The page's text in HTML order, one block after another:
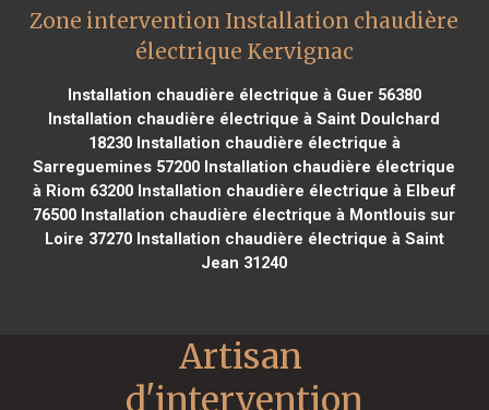
Zone intervention Installation chaudière
électrique Kervignac
Installation chaudière électrique à Guer 56380
Installation chaudière électrique à Saint Doulchard
18230Installation chaudière électrique à
Sarreguemines 57200 Installation chaudière électrique
à Riom 63200Installation chaudière électrique à Elbeuf
76500 Installation chaudière électrique à Montlouis sur
Loire 37270Installation chaudière électrique à Saint
Jean 31240
Artisan
d'intervention